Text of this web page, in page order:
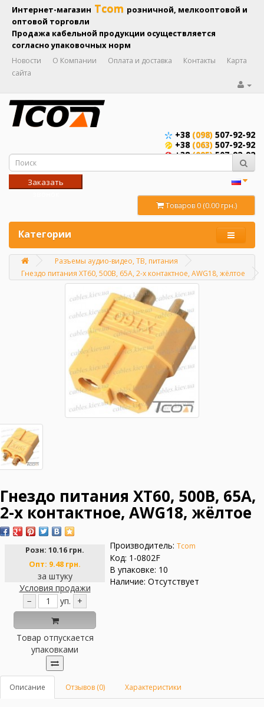
Интернет-магазин Tcom розничной, мелкооптовой и
оптовой торговли
Продажа кабельной продукции осуществляется
согласно упаковочных норм
Новости О Компании Оплата и доставка Контакты
Карта
сайта
+38 (098) 507-92-92
+38 (063) 507-92-92
+38(095)507-92-92
Заказать
Товаров 0 (0.00 грн.)
Категории
Разъемы аудио-видео, ТВ, питания
Гнездо питания XT60, 500В, 65А, 2-х контактное, AWG18, жёлтое
Гнездо питания XT60, 500В, 65А,
2-х контактное, AWG18, жёлтое
Розн: 10.16 грн.
Опт: 9.48 грн.
за штуку
Условия продажи
−
уп. +
Товар отпускается
упаковками
Производитель: Tcom
Код: 1-0802F
В упаковке: 10
Наличие: Отсутствует
Описание Отзывов (0) Характеристики